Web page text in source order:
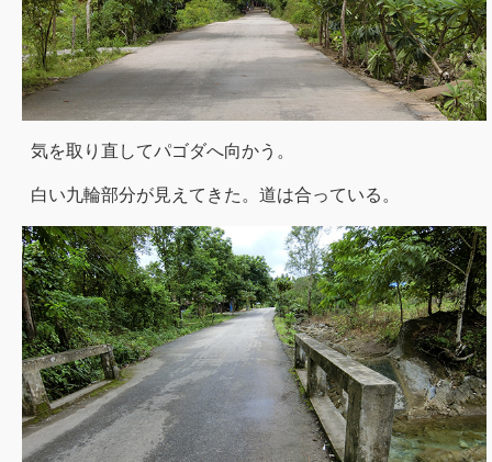
気を取り直してパゴダへ向かう。
白い九輪部分が見えてきた。道は合っている。